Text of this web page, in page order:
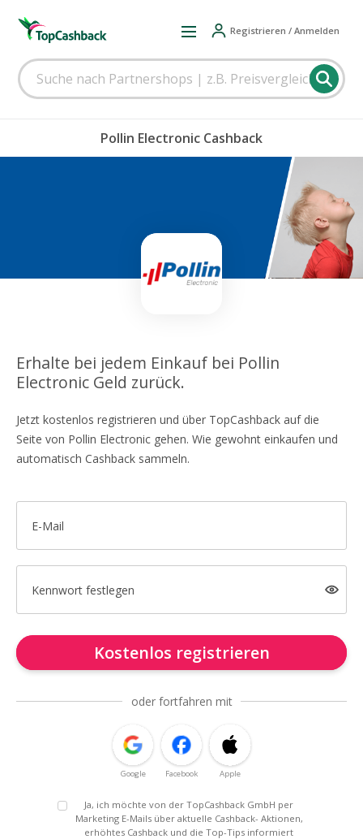
Registrieren / Anmelden
Pollin Electronic Cashback
Erhalte bei jedem Einkauf bei Pollin
Electronic Geld zurück.
Jetzt kostenlos registrieren und über TopCashback auf die
Seite von Pollin Electronic gehen. Wie gewohnt einkaufen und
automatisch Cashback sammeln.
E-Mail
Kennwort festlegen
Kostenlos registrieren
oder fortfahren mit
Google Facebook Apple
Ja, ich möchte von der TopCashback GmbH per
Marketing E-Mails über aktuelle Cashback- Aktionen,
erhöhtes Cashback und die Top-Tips informiert